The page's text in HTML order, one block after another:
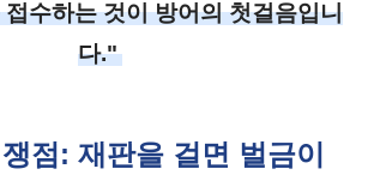
수하는 것이 방어의 첫걸음입니
다."
점: 재판을 걸면 벌금이